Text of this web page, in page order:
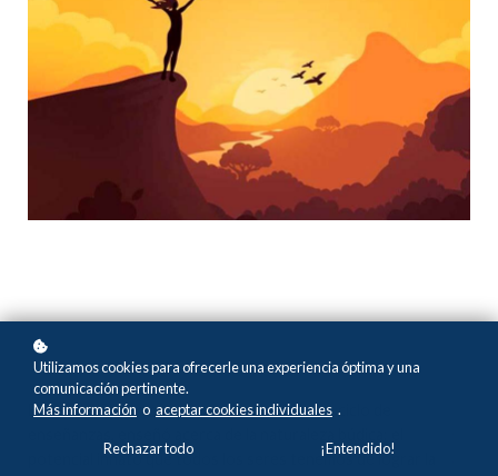
El Buddha Shakyamuni, en su tercer y último ciclo de
potencial innato que todos los seres tenemos de lograr la
Utilizamos cookies para ofrecerle una experiencia óptima y una
comunicación pertinente.
Más información o aceptar cookies individuales .
Rechazar todo ¡Entendido!